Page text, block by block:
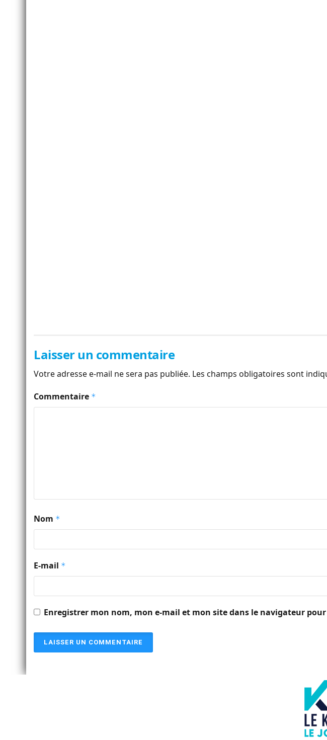
Laisser un commentaire
Votre adresse e-mail ne sera pas publiée. Les champs obligatoires sont
Commentaire *
Nom *
E-mail *
Enregistrer mon nom, mon e-mail et mon site dans le navigateur